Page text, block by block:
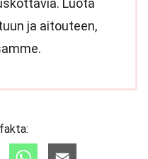
Luota
ja aitouteen,